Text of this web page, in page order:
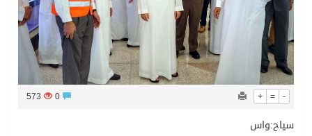
+ = -
573
سياح:واس